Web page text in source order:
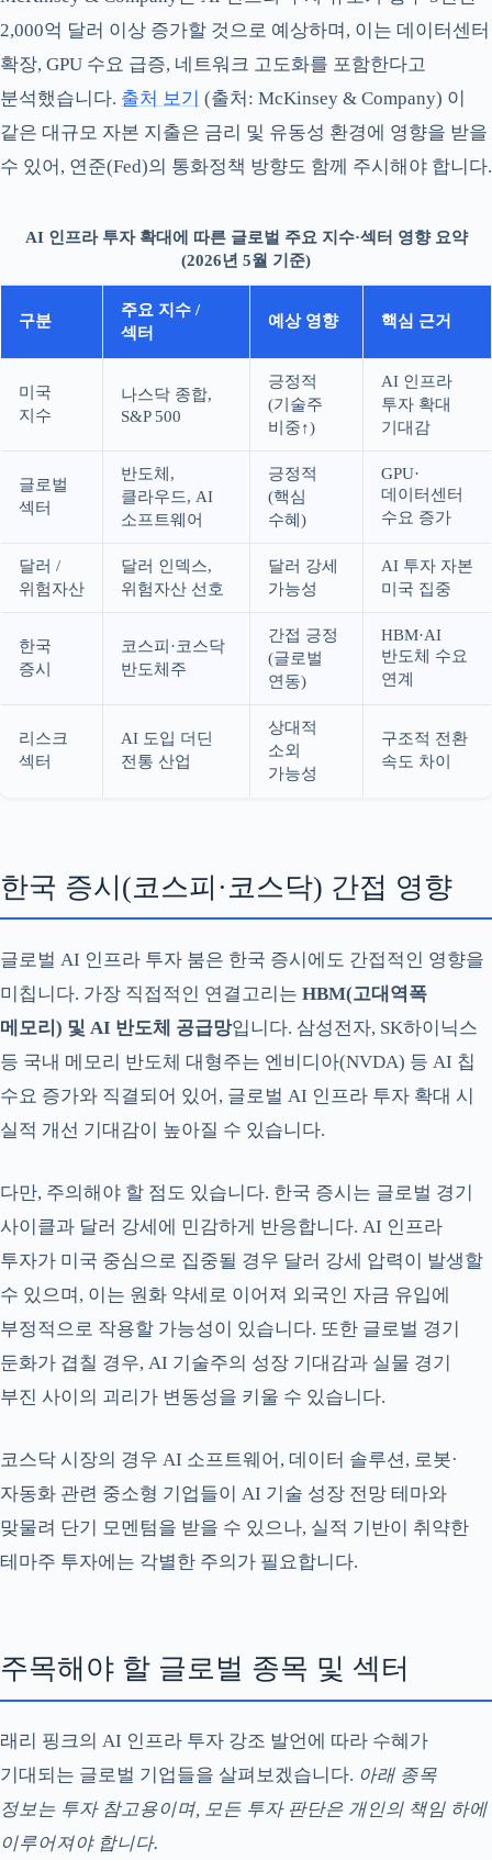
2,000억 달러 이상 증가할 것으로 예상하며, 이는 데이터센터
확장, GPU 수요 급증, 네트워크 고도화를 포함한다고
분석했습니다. 출처 보기
(출처: McKinsey & Company) 이
같은 대규모 자본 지출은 금리 및 유동성 환경에 영향을 받을
수 있어, 연준(Fed)의 통화정책 방향도 함께 주시해야 합니다.
AI 인프라 투자 확대에 따른 글로벌 주요 지수·섹터 영향 요약
(2026년 5월 기준)
구분
주요 지수 /
섹터
예상 영향 핵심 근거
미국
지수
나스닥 종합,
S&P 500
긍정적
(기술주
비중↑)
AI 인프라
투자 확대
기대감
글로벌
섹터
반도체,
클라우드, AI
소프트웨어
긍정적
(핵심
수혜)
GPU·
데이터센터
수요 증가
달러 /
위험자산
달러 인덱스,
위험자산 선호
달러 강세
가능성
AI 투자 자본
미국 집중
한국
증시
코스피·코스닥
반도체주
간접 긍정
(글로벌
연동)
HBM·AI
반도체 수요
연계
리스크
섹터
AI 도입 더딘
전통 산업
상대적
소외
가능성
구조적 전환
속도 차이
한국 증시(코스피·코스닥) 간접 영향
글로벌 AI 인프라 투자 붐은 한국 증시에도 간접적인 영향을
미칩니다. 가장 직접적인 연결고리는 HBM(고대역폭
메모리) 및 AI 반도체 공급망입니다. 삼성전자, SK하이닉스
등 국내 메모리 반도체 대형주는 엔비디아(NVDA) 등 AI 칩
수요 증가와 직결되어 있어, 글로벌 AI 인프라 투자 확대 시
실적 개선 기대감이 높아질 수 있습니다.
다만, 주의해야 할 점도 있습니다. 한국 증시는 글로벌 경기
사이클과 달러 강세에 민감하게 반응합니다. AI 인프라
투자가 미국 중심으로 집중될 경우 달러 강세 압력이 발생할
수 있으며, 이는 원화 약세로 이어져 외국인 자금 유입에
부정적으로 작용할 가능성이 있습니다. 또한 글로벌 경기
둔화가 겹칠 경우, AI 기술주의 성장 기대감과 실물 경기
부진 사이의 괴리가 변동성을 키울 수 있습니다.
코스닥 시장의 경우 AI 소프트웨어, 데이터 솔루션, 로봇·
자동화 관련 중소형 기업들이 AI 기술 성장 전망 테마와
맞물려 단기 모멘텀을 받을 수 있으나, 실적 기반이 취약한
테마주 투자에는 각별한 주의가 필요합니다.
주목해야 할 글로벌 종목 및 섹터
래리 핑크의 AI 인프라 투자 강조 발언에 따라 수혜가
기대되는 글로벌 기업들을 살펴보겠습니다. 아래 종목
정보는 투자 참고용이며, 모든 투자 판단은 개인의 책임 하에
이루어져야 합니다.